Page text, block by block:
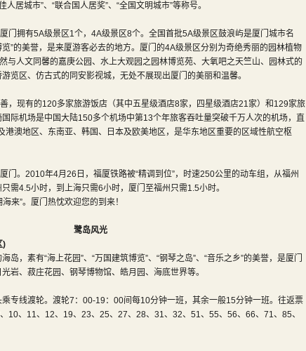
人居城市”、“联合国人居奖”、“全国文明城市”等称号。
拥有5A级景区1个，4A级景区8个。全国首批5A级景区鼓浪屿是厦门城市名
览”的美誉，是来厦游客必去的地方。厦门的4A级景区分别为奇绝秀丽的园林植物
与人文同馨的嘉庚公园、水上大观园之园林博览苑、大氧吧之天竺山、园林式的
览区、仿古式的同安影视城，无处不展现出厦门的美丽和温馨。
现有的120多家旅游饭店（其中五星级酒店8家，四星级酒店21家）和129家旅
际机场是中国大陆150多个机场中第13个年旅客吞吐量突破千万人次的机场，直
港澳地区、东南亚、韩国、日本及欧美地区，是华东地区重要的区域性航空枢
。2010年4月26日，福厦铁路被“精调到位”，时速250公里的动车组，从福州
需4.5小时，到上海只需6小时，厦门至福州只需1.5小时。
”。厦门热忱欢迎您的到来！
鹭岛风光
)
，素有“海上花园”、“万国建筑博览”、“钢琴之岛”、“音乐之乡”的美誉，是厦门
岩、菽庄花园、钢琴博物馆、皓月园、海底世界等。
专线渡轮。渡轮7：00-19：00间每10分钟一班，其余一般15分钟一班。往返票
10、11、12、19、23、25、27、28、31、32、51、55、56、66、71、85、